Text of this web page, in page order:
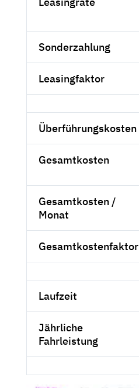
Sonderzahlung
Leasingfaktor
Überführungskosten
Gesamtkosten
Gesamtkosten /
Monat
Gesamtkostenfaktor
Laufzeit
Jährliche
Fahrleistung